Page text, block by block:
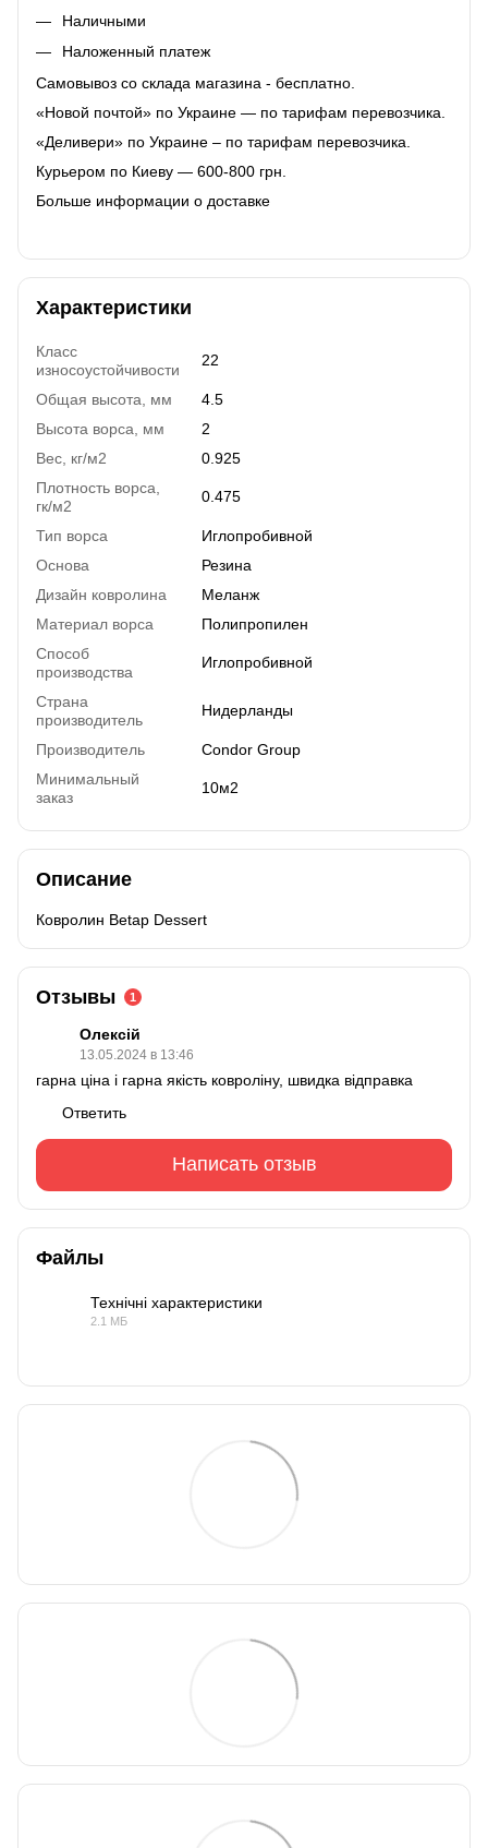
Наличными
Наложенный платеж
Самовывоз со склада магазина - бесплатно.
«Новой почтой» по Украине — по тарифам перевозчика.
«Деливери» по Украине – по тарифам перевозчика.
Курьером по Киеву — 600-800 грн.
Больше информации о доставке
Характеристики
Класс
износоустойчивости
22
Общая высота, мм
4.5
Высота ворса, мм
2
Вес, кг/м2
0.925
Плотность ворса,
гк/м2
0.475
Тип ворса
Иглопробивной
Основа
Резина
Дизайн ковролина
Меланж
Материал ворса
Полипропилен
Способ
производства
Иглопробивной
Страна
производитель
Нидерланды
Производитель
Condor Group
Минимальный
заказ
10м2
Описание
Ковролин Betap Dessert
Отзывы 1
Олексій
13.05.2024 в 13:46
гарна ціна і гарна якість ковроліну, швидка відправка
Ответить
Написать отзыв
Файлы
Технічні характеристики
2.1 МБ